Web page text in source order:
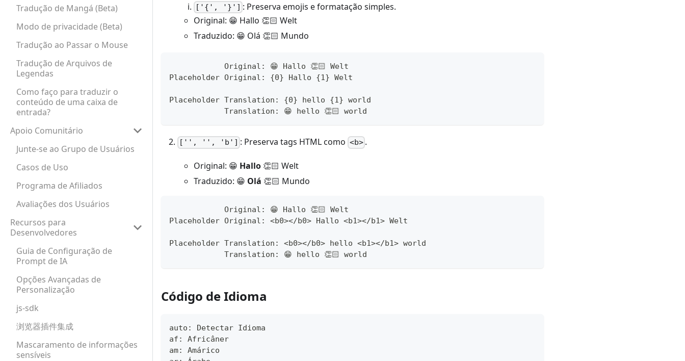
Tradução de Mangá (Beta)
Modo de privacidade (Beta)
Tradução ao Passar o Mouse
Tradução de Arquivos de
Legendas
Como faço para traduzir o
conteúdo de uma caixa de
entrada?
Apoio Comunitário
Junte-se ao Grupo de Usuários
Casos de Uso
Programa de Afiliados
Avaliações dos Usuários
Recursos para
Desenvolvedores
Guia de Configuração de
Prompt de IA
Opções Avançadas de
Personalização
js-sdk
浏览器插件集成
Mascaramento de informações
sensíveis
['{', '}'] : Preserva emojis e formatação simples.
Original: 😁 Hallo 👏🏻 Welt
Traduzido: 😁 Olá 👏🏻 Mundo
            Original: 😁 Hallo 👏🏻 Welt
Placeholder Original: {0} Hallo {1} Welt
Placeholder Translation: {0} hello {1} world
            Translation: 😁 hello 👏🏻 world
['', '', 'b'] : Preserva tags HTML como <b>.
Original: 😁 Hallo 👏🏻 Welt
Traduzido: 😁 Olá 👏🏻 Mundo
            Original: 😁 Hallo 👏🏻 Welt
Placeholder Original: <b0></b0> Hallo <b1></b1> Welt
Placeholder Translation: <b0></b0> hello <b1></b1> world
            Translation: 😁 hello 👏🏻 world
Código de Idioma
auto: Detectar Idioma
af: Africâner
am: Amárico